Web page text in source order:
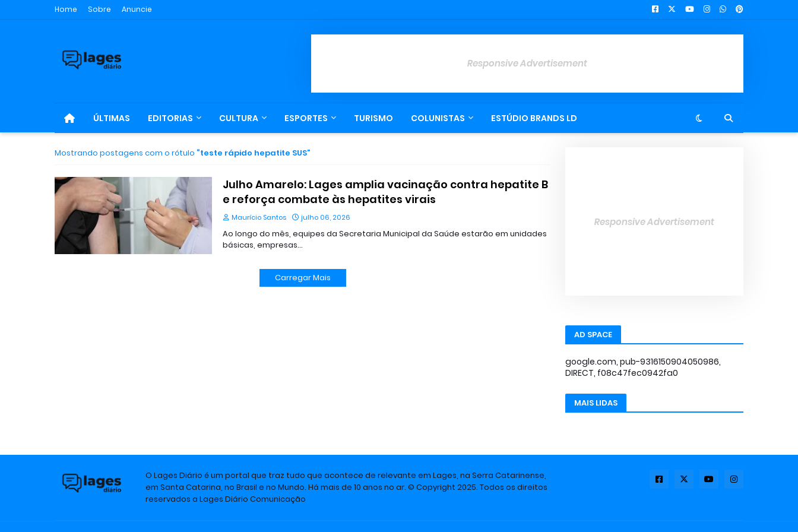
Home Sobre Anuncie
Responsive Advertisement
ÚLTIMAS EDITORIAS CULTURA ESPORTES TURISMO COLUNISTAS ESTÚDIO BRANDS LD
Mostrando postagens com o rótulo teste rápido hepatite SUS
Julho Amarelo: Lages amplia vacinação contra hepatite B
e reforça combate às hepatites virais
Maurício Santos julho 06, 2026
Ao longo do mês, equipes da Secretaria Municipal da Saúde estarão em unidades
básicas, empresas…
Carregar Mais
Responsive Advertisement
AD SPACE
google.com, pub-9316150904050986,
DIRECT, f08c47fec0942fa0
MAIS LIDAS
O Lages Diário é um portal que traz tudo que acontece de relevante em Lages, na Serra Catarinense,
em Santa Catarina, no Brasil e no Mundo. Há mais de 10 anos no ar. © Copyright 2025. Todos os direitos
reservados a Lages Diário Comunicação